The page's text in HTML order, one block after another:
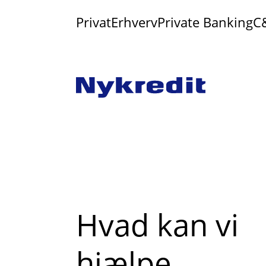
PrivatErhvervPrivate Banking
Hvad kan vi